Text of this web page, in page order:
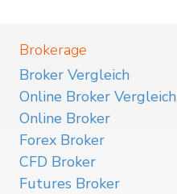
Brokerage
Broker Vergleich
Online Broker Vergleich
Online Broker
Forex Broker
CFD Broker
Futures Broker